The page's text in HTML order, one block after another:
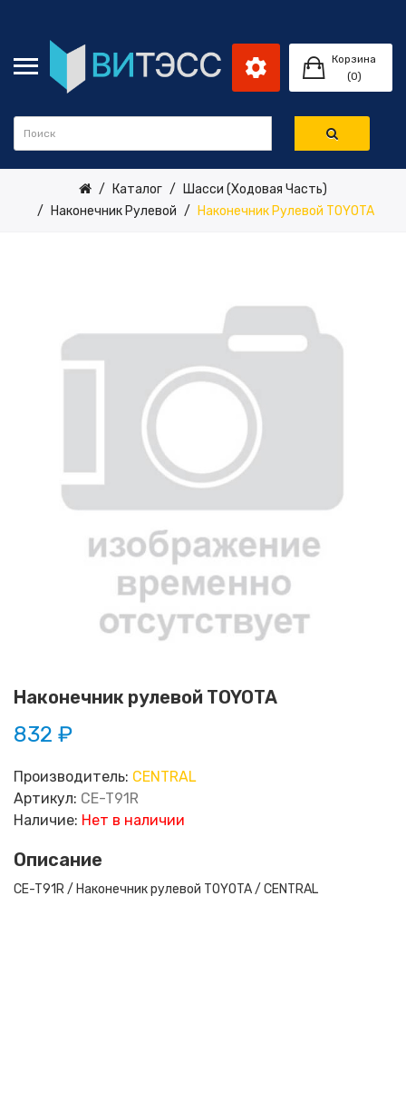
Корзина
(0)
Каталог
Шасси (ходовая Часть)
Наконечник Рулевой
Наконечник Рулевой TOYOTA
Наконечник рулевой TOYOTA
832 ₽
Производитель: CENTRAL
Артикул: CE-T91R
Наличие: Нет в наличии
Описание
CE-T91R / Наконечник рулевой TOYOTA / CENTRAL